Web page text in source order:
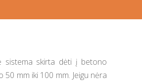
sistema skirta dėti į betono
mm iki 100 mm. Jeigu nėra